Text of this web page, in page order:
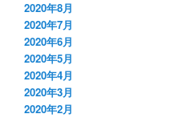
2020年8月
2020年7月
2020年6月
2020年5月
2020年4月
2020年3月
2020年2月